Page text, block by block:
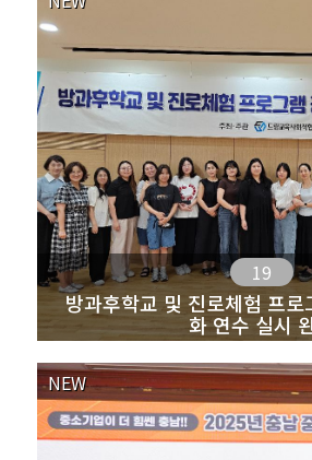
19
방과후학교 및 진로체험 프로
화 연수 실시
NEW